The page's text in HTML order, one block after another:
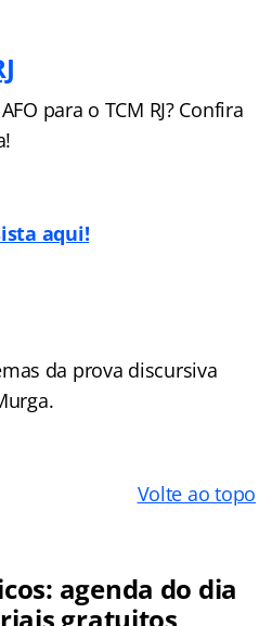
para o TCM RJ? Confira
aqui!
da prova discursiva
Volte ao topo
agenda do dia